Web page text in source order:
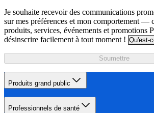
Je souhaite recevoir des communications
sur mes préférences et mon comportement —
produits, services, événements et promotions
désinscrire facilement à tout moment ! Qu'est-
Soumettre
Produits grand public
Professionnels de santé